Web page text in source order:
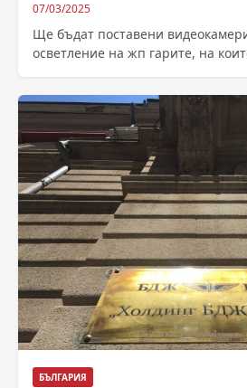
07/03/2025
Ще бъдат поставени
осветление на жп гарите, на
БЪЛГАРИЯ